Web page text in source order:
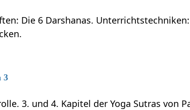
Die 6 Darshanas.
3
3. und 4. Kapitel der Yoga Sutras von